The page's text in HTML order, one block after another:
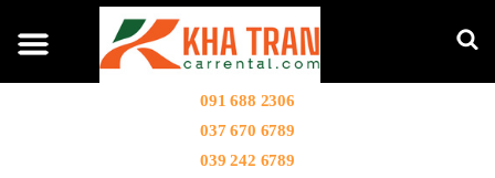
091 688 2306
037 670 6789
039 242 6789